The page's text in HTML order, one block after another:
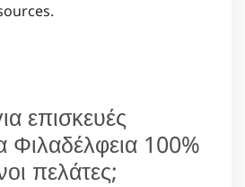
επισκευές
Φιλαδέλφεια 100%
πελάτες;